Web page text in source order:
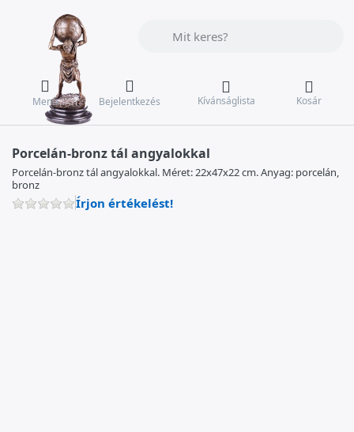
Menü Bejelentkezés Kívánságlista Kosár
Porcelán-bronz tál angyalokkal
Porcelán-bronz tál angyalokkal. Méret: 22x47x22 cm. Anyag: porcelán,
bronz
Írjon értékelést!